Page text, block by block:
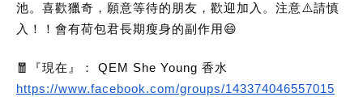
池。喜歡獵奇，願意等待的朋友，歡迎加入。注意⚠️請慎
入！！會有荷包君長期瘦身的副作用😄
🧧『現在』： QEM She Young 香水
https://www.facebook.com/groups/143374046557015